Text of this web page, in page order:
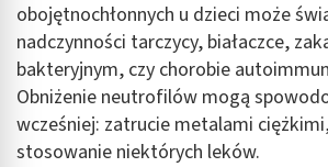
obojętnochłonnych u dzieci może
nadczynności tarczycy, białaczce,
bakteryjnym, czy chorobie
Obniżenie neutrofilów mogą
wcześniej: zatrucie metalami
stosowanie niektórych leków.